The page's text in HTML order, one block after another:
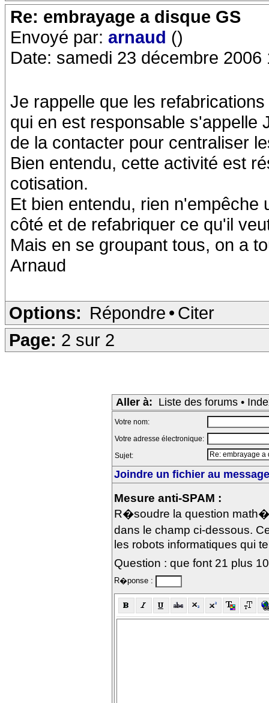
Re: embrayage a disque GS
Envoyé par: arnaud ()
Date: samedi 23 décembre 2006
Je rappelle que les
qui en est responsable s'appelle
de la contacter pour centraliser
Bien entendu, cette activité est
cotisation.
Et bien entendu, rien
côté et de refabriquer ce qu'il
Mais en se groupant tous, on a
Arnaud
Options: Répondre • Citer
Page: 2 sur 2
Aller à: Liste des forums •
Votre nom:
Votre adresse électronique:
Sujet:
Joindre un fichier au
Mesure anti-SPAM :
R�soudre la question
dans le champ ci-dessous.
les robots informatiques qui
Question : que font 21 plus
R�ponse :